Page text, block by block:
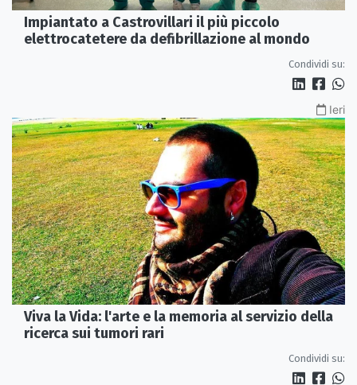
Impiantato a Castrovillari il più piccolo
elettrocatetere da defibrillazione al mondo
Condividi su:
Ieri
Viva la Vida: l'arte e la memoria al servizio della
ricerca sui tumori rari
Condividi su: